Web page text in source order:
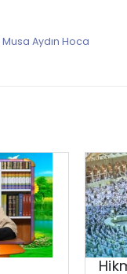
Musa Aydın Hoca